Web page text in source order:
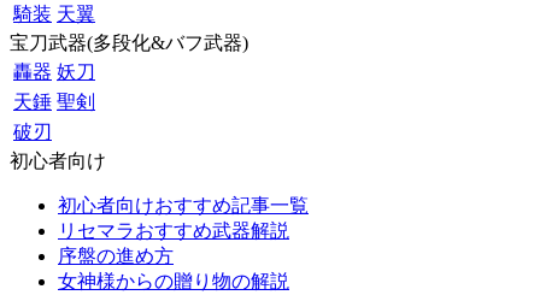
騎装 天翼
宝刀武器(多段化&バフ武器)
轟器 妖刀
天錘 聖剣
破刃
初心者向け
初心者向けおすすめ記事一覧
リセマラおすすめ武器解説
序盤の進め方
女神様からの贈り物の解説